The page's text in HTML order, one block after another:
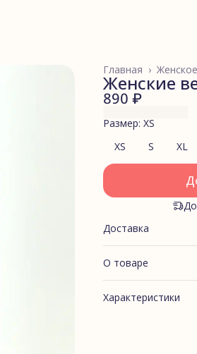
Женское
Главная ›
Женские
890 ₽
Размер: XS
XS
S XL
Доставка
О товаре
ОБХВАТ ТАЛИИ: 60-
ОБХВАТ ЯГОДИЦ:
Характеристики